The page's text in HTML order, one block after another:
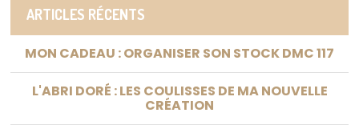
ARTICLES RÉCENTS
MON CADEAU : ORGANISER SON STOCK DMC 117
L'ABRI DORÉ : LES COULISSES DE MA NOUVELLE
CRÉATION